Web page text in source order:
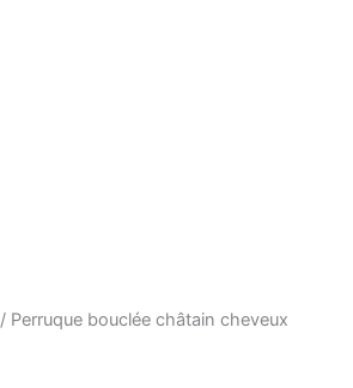
/ Perruque bouclée châtain cheveux